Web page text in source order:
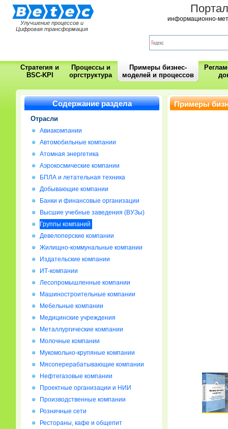
Улучшение процессов и
Цифровая трансформация
информационно-
Стратегия и
BSC-KPI
Процессы и
оргструктура
Примеры бизнес-
моделей и процессов
Содержание раздела
Отрасли
Авиакомпании
Автомобильные компании
Атомная энергетика
Аэрокосмические компании
БПЛА и летательная техника
Добывающие компании
Банки и финансовые организации
Высшие учебные заведения (ВУЗы)
Группы компаний
Девелоперские компании
Жилищно-коммунальные компании
Издательские компании
ИТ-компании
Лесопромышленные компании
Машиностроительные компании
Мебельные компании
Медицинские учреждения
Металлургические компании
Молочные компании
Мукомольно-крупяные компании
Мясоперерабатывающие компании
Нефтегазовые компании
Проектные организации и НИИ
Производственные компании
Розничные сети
Рестораны, кафе и общепит
Примеры